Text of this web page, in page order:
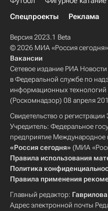
Спецпроекты
Реклама
Версия 2023.1 Beta
© 2026 МИА «Россия сегодня»
Вакансии
Сетевое издание РИА
в Федеральной службе по
информационных
(Роскомнадзор) 08 апреля
Свидетельство о
Учредитель: Федеральное
предприятие Международное
«Россия сегодня» (МИА
Правила использования
Политика
Правила применения
Главный редактор:
Адрес электронной почты